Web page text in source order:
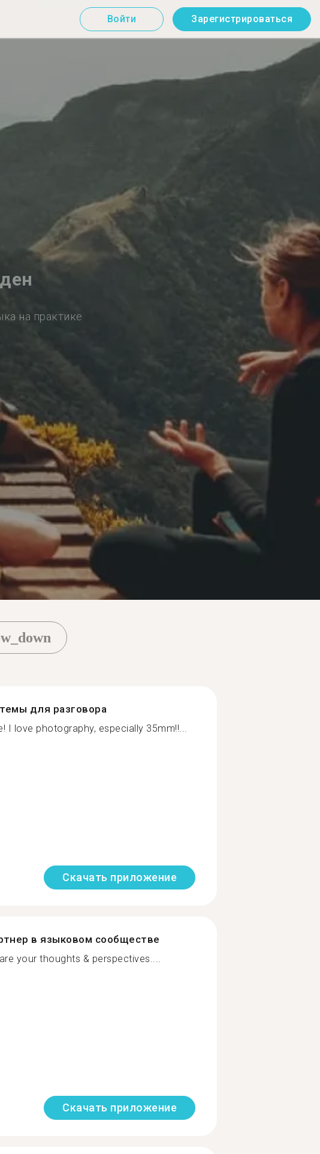
Войти Зарегистрироваться
на практике
для разговора
I love photography, especially 35mm!!...
Скачать приложение
в языковом сообществе
your thoughts & perspectives....
Скачать приложение